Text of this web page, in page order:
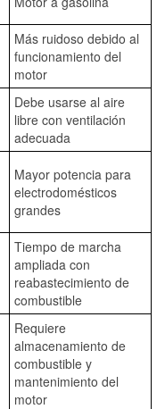
Más ruidoso debido al
funcionamiento del
motor
Debe usarse al aire
libre con ventilación
adecuada
Mayor potencia para
electrodomésticos
grandes
Tiempo de marcha
ampliada con
reabastecimiento de
combustible
Requiere
almacenamiento de
combustible y
mantenimiento del
motor